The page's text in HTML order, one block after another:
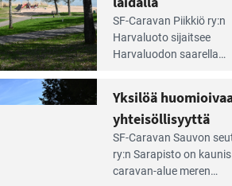
SF-Caravan Piikkiö ry:n
Harvaluoto sijait­see
Harvaluodon saarella
käyttöön­sä osan
viiden hehtaarin
virkistysalueesta.
Yksilöä
yhteisöllisyyttä
SF-Caravan Sauvon
ry:n Sarapisto on kaunis
caravan-alue meren